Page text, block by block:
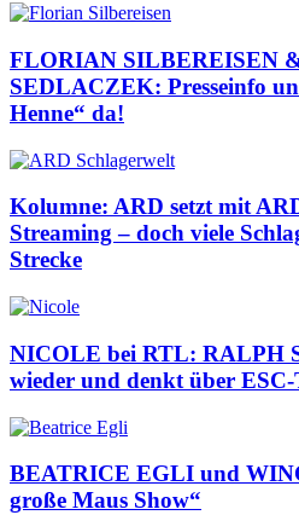
FLORIAN SILBEREISEN
SEDLACZEK: Presseinfo
Henne“ da!
Kolumne: ARD setzt mit
Streaming – doch viele
Strecke
NICOLE bei RTL: RALPH
wieder und denkt über
BEATRICE EGLI und
große Maus Show“